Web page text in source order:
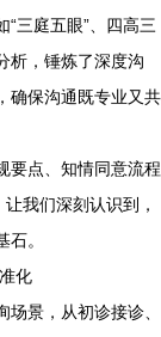
“三庭五眼”、四高三
析，锤炼了深度沟
确保沟通既专业又共
要点、知情同意流程
我们深刻认识到，
。
化
景，从初诊接诊、